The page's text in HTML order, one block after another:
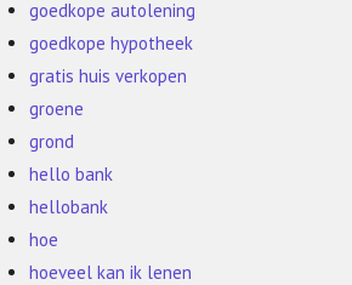
goedkope autolening
goedkope hypotheek
gratis huis verkopen
groene
grond
hello bank
hellobank
hoe
hoeveel kan ik lenen